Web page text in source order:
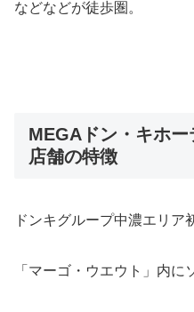
などなどが徒歩圏。
MEGAドン・キホ
店舗の特徴
ドンキグループ中濃エリア
「マーゴ・ウエウト」内に